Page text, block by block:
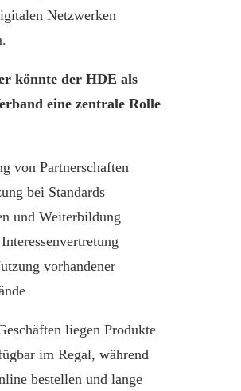
Netzwerken
könnte der HDE als
eine zentrale Rolle
von Partnerschaften
bei Standards
und Weiterbildung
vorhandener
liegen Produkte
im Regal, während
bestellen und lange